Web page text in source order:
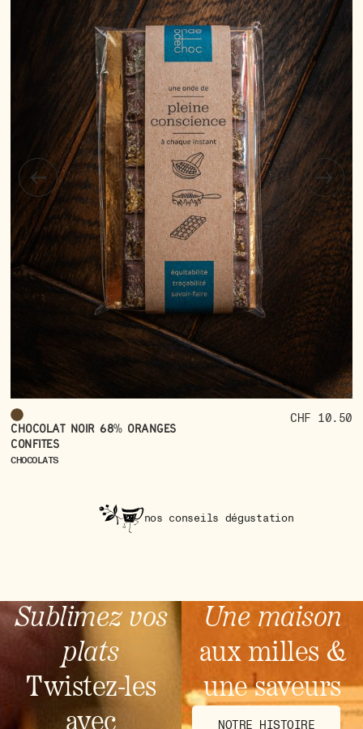
Chocolat noir 68% oranges
confites
CHOCOLATS
CHF 10.50
nos conseils dégustation
Sublimez vos
plats
Twistez-les
avec
Une maison
aux milles &
une saveurs
NOTRE HISTOIRE